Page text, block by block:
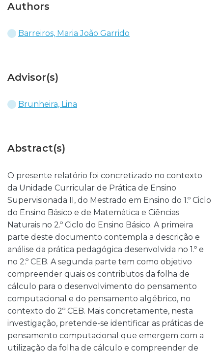
Authors
Barreiros, Maria João Garrido
Advisor(s)
Brunheira, Lina
Abstract(s)
O presente relatório foi concretizado no contexto
da Unidade Curricular de Prática de Ensino
Supervisionada II, do Mestrado em Ensino do 1.º Ciclo
do Ensino Básico e de Matemática e Ciências
Naturais no 2.º Ciclo do Ensino Básico. A primeira
parte deste documento contempla a descrição e
análise da prática pedagógica desenvolvida no 1.º e
no 2.º CEB. A segunda parte tem como objetivo
compreender quais os contributos da folha de
cálculo para o desenvolvimento do pensamento
computacional e do pensamento algébrico, no
contexto do 2º CEB. Mais concretamente, nesta
investigação, pretende-se identificar as práticas de
pensamento computacional que emergem com a
utilização da folha de cálculo e compreender de